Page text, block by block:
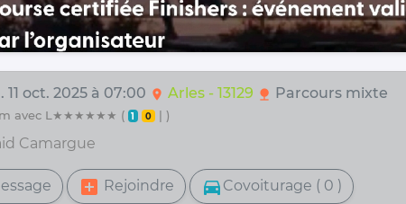
11 oct. 2025 à 07:00 location_on Arles - 13129 nature Parcours mixte
avec L★★★★★★ ( 1 0 | )
Camargue
add_box Rejoindre directions_car Covoiturage ( 0 )